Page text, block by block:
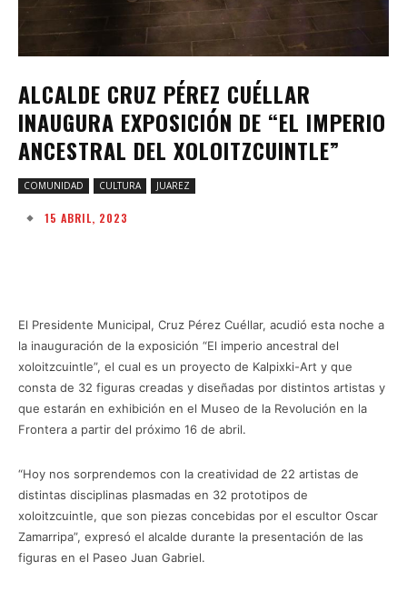
ALCALDE CRUZ PÉREZ CUÉLLAR
INAUGURA EXPOSICIÓN DE “EL IMPERIO
ANCESTRAL DEL XOLOITZCUINTLE”
COMUNIDAD CULTURA JUAREZ
15 ABRIL, 2023
El Presidente Municipal, Cruz Pérez Cuéllar, acudió esta noche a
la inauguración de la exposición “El imperio ancestral del
xoloitzcuintle”, el cual es un proyecto de Kalpixki-Art y que
consta de 32 figuras creadas y diseñadas por distintos artistas y
que estarán en exhibición en el Museo de la Revolución en la
Frontera a partir del próximo 16 de abril.
“Hoy nos sorprendemos con la creatividad de 22 artistas de
distintas disciplinas plasmadas en 32 prototipos de
xoloitzcuintle, que son piezas concebidas por el escultor Oscar
Zamarripa”, expresó el alcalde durante la presentación de las
figuras en el Paseo Juan Gabriel.